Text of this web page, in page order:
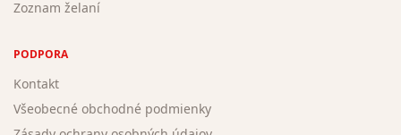
Zoznam želaní
PODPORA
Kontakt
Všeobecné obchodné podmienky